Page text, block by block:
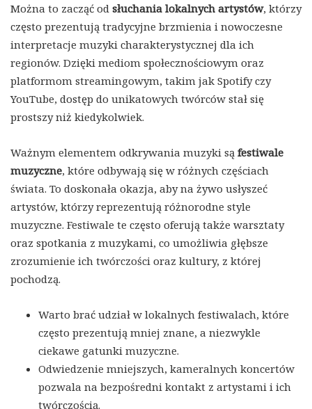
Można to zacząć od słuchania lokalnych artystów, którzy
często prezentują tradycyjne brzmienia i nowoczesne
interpretacje muzyki charakterystycznej dla ich
regionów. Dzięki mediom społecznościowym oraz
platformom streamingowym, takim jak Spotify czy
YouTube, dostęp do unikatowych twórców stał się
prostszy niż kiedykolwiek.
Ważnym elementem odkrywania muzyki są festiwale
muzyczne, które odbywają się w różnych częściach
świata. To doskonała okazja, aby na żywo usłyszeć
artystów, którzy reprezentują różnorodne style
muzyczne. Festiwale te często oferują także warsztaty
oraz spotkania z muzykami, co umożliwia głębsze
zrozumienie ich twórczości oraz kultury, z której
pochodzą.
Warto brać udział w lokalnych festiwalach, które
często prezentują mniej znane, a niezwykle
ciekawe gatunki muzyczne.
Odwiedzenie mniejszych, kameralnych koncertów
pozwala na bezpośredni kontakt z artystami i ich
twórczością.